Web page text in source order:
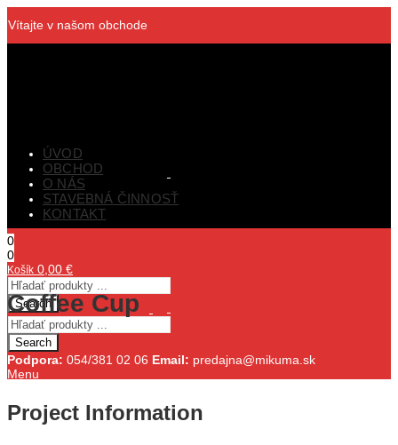
Vítajte v našom obchode
Search
Podpora: 054/381 02 06 Email: predajna@mikuma.sk
Menu
ÚVOD
OBCHOD
O NÁS
STAVEBNÁ ČINNOSŤ
KONTAKT
0
0
Košík 0,00 €
Search
Coffee Cup
Project Information